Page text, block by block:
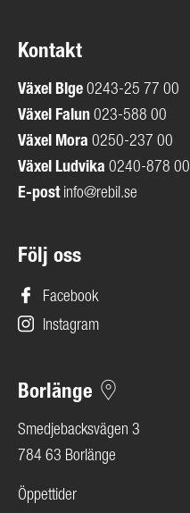
Kontakt
Växel Blge 0243-25 77 00
Växel Falun 023-588 00
Växel Mora 0250-237 00
Växel Ludvika 0240-878 00
E-post info@rebil.se
Följ oss
Facebook
Instagram
Borlänge
Smedjebacksvägen 3
784 63 Borlänge
Öppettider